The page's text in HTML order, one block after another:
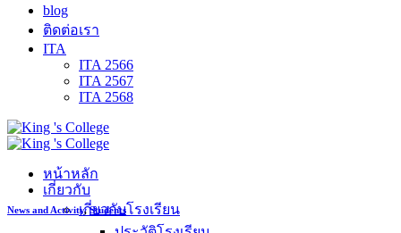
blog
ติดต่อเรา
ITA
ITA 2566
ITA 2567
ITA 2568
หน้าหลัก
เกี่ยวกับ
เกี่ยวกับโรงเรียน
News and Activity,Students